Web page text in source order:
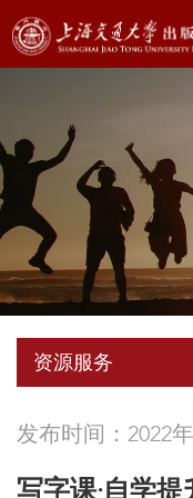
资源服务
发布时间：2022
写字课·自学提